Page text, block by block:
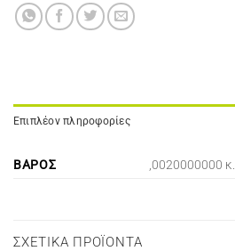
Επιπλέον πληροφορίες
ΒΆΡΟΣ ,0020000000 κ.
ΣΧΕΤΙΚΆ ΠΡΟΪΌΝΤΑ